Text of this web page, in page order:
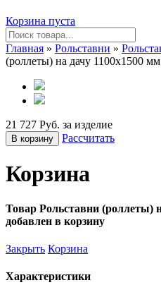
Корзина пуста
Главная » Рольставни »
(роллеты) на дачу 1100х1500 мм
21 727 Руб. за изделие
В корзину Рассчитать
Корзина
Товар Рольставни (роллеты)
добавлен в корзину
Закрыть Корзина
Характеристики